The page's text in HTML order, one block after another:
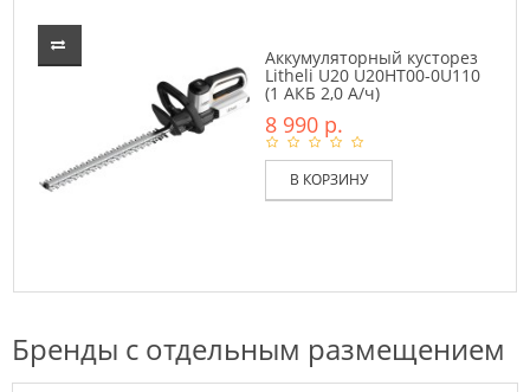
Аккумуляторный кусторез
Litheli U20 U20HT00-0U110
(1 АКБ 2,0 А/ч)
8 990 р.
В КОРЗИНУ
Бренды с отдельным размещением